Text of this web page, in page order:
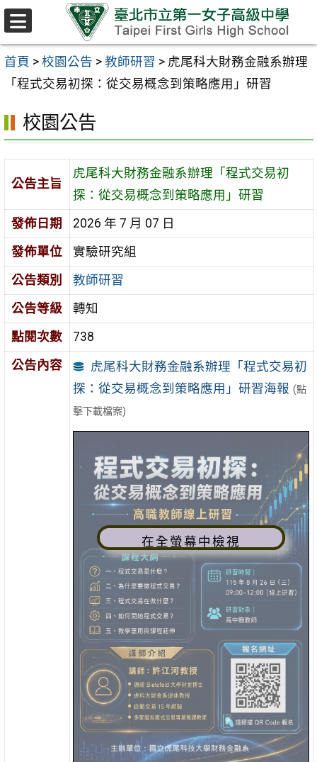
跳至主要內容區
首頁 > 校園公告 > 教師研習 > 虎尾科大財務金融系辦理
「程式交易初探：從交易概念到策略應用」研習
校園公告
公告主旨
虎尾科大財務金融系辦理「程式交易初
探：從交易概念到策略應用」研習
發佈日期
2026 年 7 月 07 日
發佈單位
實驗研究組
公告類別
教師研習
公告等級
轉知
點閱次數
738
公告內容
虎尾科大財務金融系辦理「程式交易初
探：從交易概念到策略應用」研習海報 (點
擊下載檔案)
在全螢幕中檢視
選
單